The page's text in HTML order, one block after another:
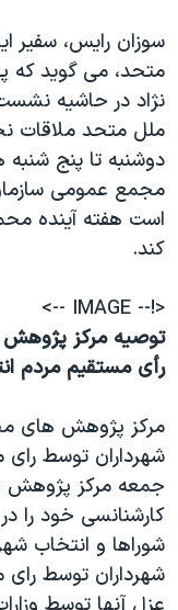
دادگاه حمید نوری
چهل سال
قانون شفافیت
اعتراضات مردمی آبان
اسرائیل در جنگ
سفر پرزیدنت ترامپ
سوزان رايس، سفير
متحد، می گويد که
نژاد در حاشيه
ملل متحد ملاقات
دوشنبه تا پنج
مجمع عمومی
است هفته آينده
کند.
<!-- IMAGE -->
توصيه مرکز
رأی مستقيم مردم
مرکز پژوهش های
شهرداران توسط
جمعه مرکز پژوهش
کارشنانسی خود را
شوراها و انتخاب
شهرداران توسط